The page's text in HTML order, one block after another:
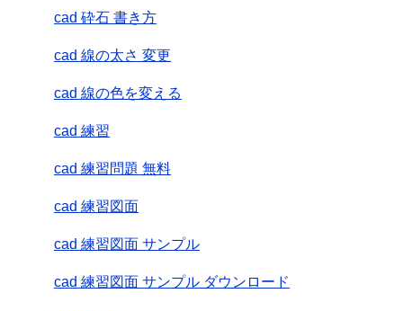
cad 砕石 書き方
cad 線の太さ 変更
cad 線の色を変える
cad 練習
cad 練習問題 無料
cad 練習図面
cad 練習図面 サンプル
cad 練習図面 サンプル ダウンロード